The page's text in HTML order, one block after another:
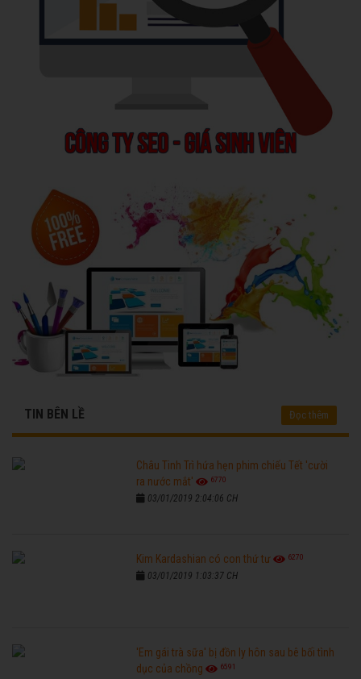
TIN BÊN LỀ Đọc thêm
Châu Tinh Trì hứa hẹn phim chiếu Tết 'cười
ra nước mắt'
6770
03/01/2019 2:04:06 CH
Kim Kardashian có con thứ tư 6270
03/01/2019 1:03:37 CH
'Em gái trà sữa' bị đồn ly hôn sau bê bối tình
dục của chồng
6591